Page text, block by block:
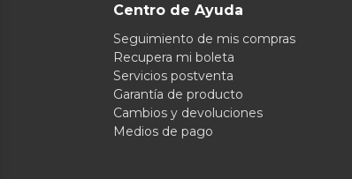
Centro de Ayuda
Seguimiento de mis compras
Recupera mi boleta
Servicios postventa
Garantía de producto
Cambios y devoluciones
Medios de pago